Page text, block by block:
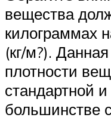
вещества
килограммах
(кг/м?).
плотности
стандартной
большинстве